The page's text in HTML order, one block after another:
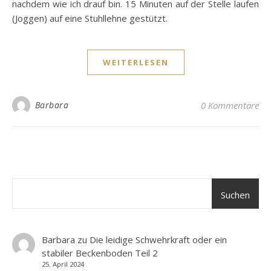
nachdem wie ich drauf bin. 15 Minuten auf der Stelle laufen
(Joggen) auf eine Stuhllehne gestützt.
WEITERLESEN
Barbara 0 Kommentare
Suchen
Barbara zu Die leidige Schwehrkraft oder ein
stabiler Beckenboden Teil 2
25. April 2024